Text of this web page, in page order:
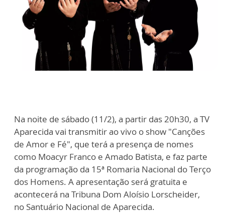
Na noite de sábado (11/2), a partir das 20h30, a TV
Aparecida vai transmitir ao vivo o show "Canções
de Amor e Fé", que terá a presença de nomes
como Moacyr Franco e Amado Batista, e faz parte
da programação da 15ª Romaria Nacional do Terço
dos Homens. A apresentação será gratuita e
acontecerá na Tribuna Dom Aloísio Lorscheider,
no Santuário Nacional de Aparecida.